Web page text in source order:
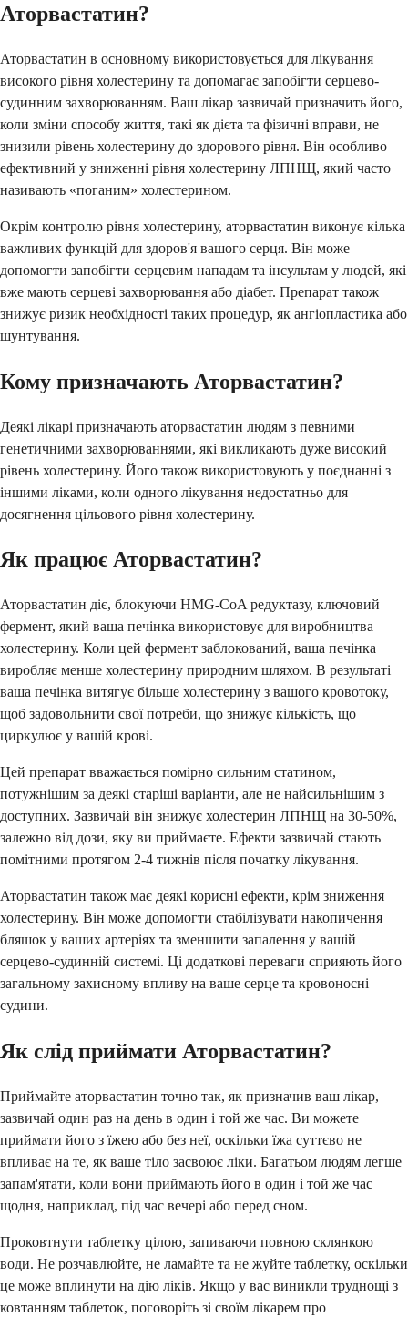
Аторвастатин?
Аторвастатин в основному використовується для лікування
високого рівня холестерину та допомагає запобігти серцево-
судинним захворюванням. Ваш лікар зазвичай призначить його,
коли зміни способу життя, такі як дієта та фізичні вправи, не
знизили рівень холестерину до здорового рівня. Він особливо
ефективний у зниженні рівня холестерину ЛПНЩ, який часто
називають «поганим» холестерином.
Окрім контролю рівня холестерину, аторвастатин виконує кілька
важливих функцій для здоров'я вашого серця. Він може
допомогти запобігти серцевим нападам та інсультам у людей, які
вже мають серцеві захворювання або діабет. Препарат також
знижує ризик необхідності таких процедур, як ангіопластика або
шунтування.
Кому призначають Аторвастатин?
Деякі лікарі призначають аторвастатин людям з певними
генетичними захворюваннями, які викликають дуже високий
рівень холестерину. Його також використовують у поєднанні з
іншими ліками, коли одного лікування недостатньо для
досягнення цільового рівня холестерину.
Як працює Аторвастатин?
Аторвастатин діє, блокуючи HMG-CoA редуктазу, ключовий
фермент, який ваша печінка використовує для виробництва
холестерину. Коли цей фермент заблокований, ваша печінка
виробляє менше холестерину природним шляхом. В результаті
ваша печінка витягує більше холестерину з вашого кровотоку,
щоб задовольнити свої потреби, що знижує кількість, що
циркулює у вашій крові.
Цей препарат вважається помірно сильним статином,
потужнішим за деякі старіші варіанти, але не найсильнішим з
доступних. Зазвичай він знижує холестерин ЛПНЩ на 30-50%,
залежно від дози, яку ви приймаєте. Ефекти зазвичай стають
помітними протягом 2-4 тижнів після початку лікування.
Аторвастатин також має деякі корисні ефекти, крім зниження
холестерину. Він може допомогти стабілізувати накопичення
бляшок у ваших артеріях та зменшити запалення у вашій
серцево-судинній системі. Ці додаткові переваги сприяють його
загальному захисному впливу на ваше серце та кровоносні
судини.
Як слід приймати Аторвастатин?
Приймайте аторвастатин точно так, як призначив ваш лікар,
зазвичай один раз на день в один і той же час. Ви можете
приймати його з їжею або без неї, оскільки їжа суттєво не
впливає на те, як ваше тіло засвоює ліки. Багатьом людям легше
запам'ятати, коли вони приймають його в один і той же час
щодня, наприклад, під час вечері або перед сном.
Проковтнути таблетку цілою, запиваючи повною склянкою
води. Не розчавлюйте, не ламайте та не жуйте таблетку, оскільки
це може вплинути на дію ліків. Якщо у вас виникли труднощі з
ковтанням таблеток, поговоріть зі своїм лікарем про